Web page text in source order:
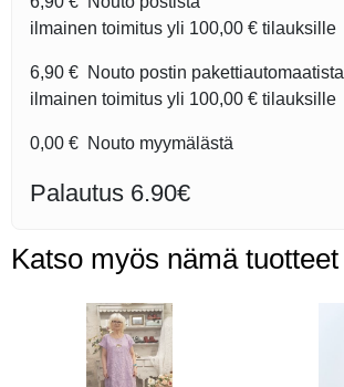
ilmainen toimitus yli 100,00 € tilauksille
6,90 € Nouto postin pakettiautomaatista
ilmainen toimitus yli 100,00 € tilauksille
0,00 € Nouto myymälästä
Palautus 6.90€
Katso myös nämä tuotteet